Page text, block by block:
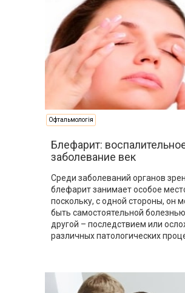
Офтальмологія
Блефарит:
заболевание век
Среди заболеваний органов
блефарит занимает особое
поскольку, с одной стороны, он
быть самостоятельной
другой – последствием или
различных патологических